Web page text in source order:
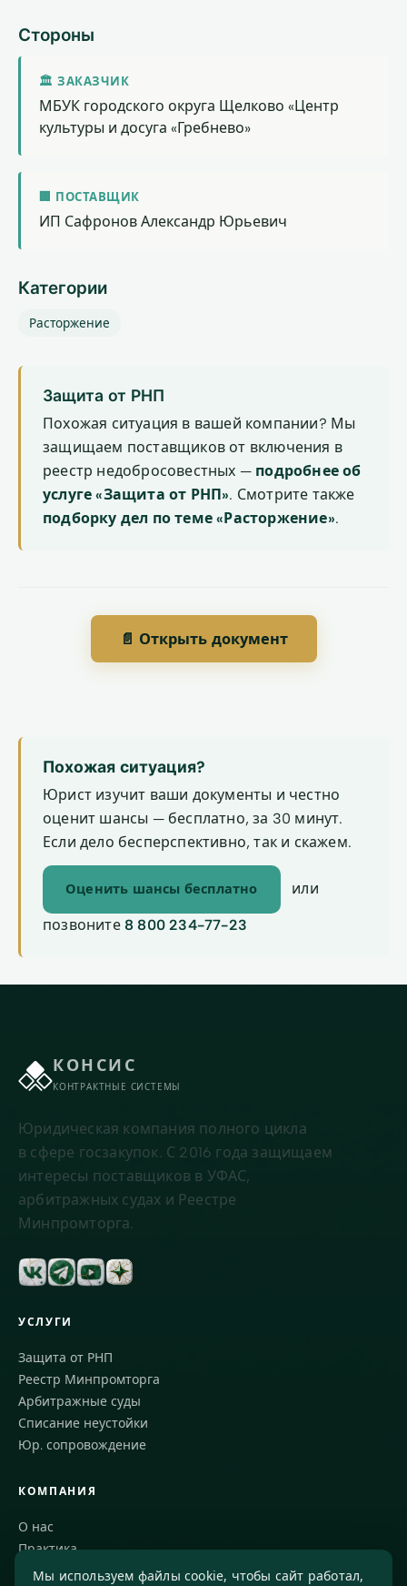
Стороны
🏛 ЗАКАЗЧИК
МБУК городского округа Щелково «Центр
культуры и досуга «Гребнево»
🏢 ПОСТАВЩИК
ИП Сафронов Александр Юрьевич
Категории
Расторжение
Защита от РНП
Похожая ситуация в вашей компании? Мы
защищаем поставщиков от включения в
реестр недобросовестных — подробнее об
услуге «Защита от РНП». Смотрите также
подборку дел по теме «Расторжение».
📄 Открыть документ
Похожая ситуация?
Юрист изучит ваши документы и честно
оценит шансы — бесплатно, за 30 минут.
Если дело бесперспективно, так и скажем.
Оценить шансы бесплатно или
позвоните 8 800 234-77-23
КОНСИС
КОНТРАКТНЫЕ СИСТЕМЫ
Юридическая компания полного цикла
в сфере госзакупок. С 2016 года защищаем
интересы поставщиков в УФАС,
арбитражных судах и Реестре
Минпромторга.
УСЛУГИ
Защита от РНП
Реестр Минпромторга
Арбитражные суды
Списание неустойки
Юр. сопровождение
КОМПАНИЯ
О нас
Практика
Блог
Мы используем файлы cookie, чтобы сайт работал,